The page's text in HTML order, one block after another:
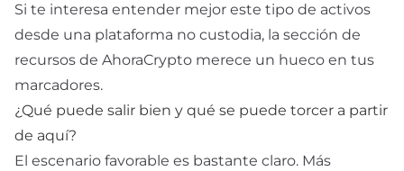
Si te interesa entender mejor este tipo de activos
desde una plataforma no custodia, la sección de
recursos de AhoraCrypto merece un hueco en tus
marcadores.
¿Qué puede salir bien y qué se puede torcer a partir
de aquí?
El escenario favorable es bastante claro. Más